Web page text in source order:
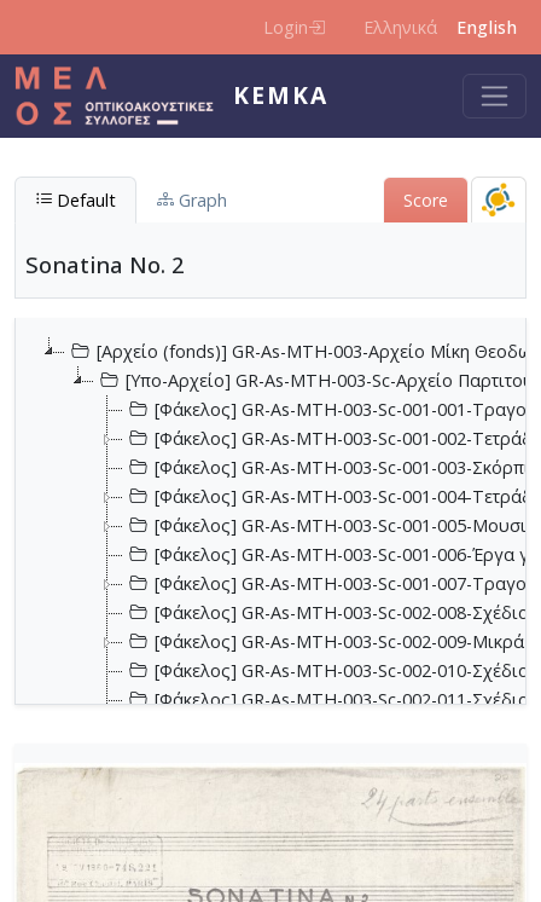
Login Ελληνικά English
KEMKA
Default Graph Score
Sonatina No. 2
[Αρχείο (fonds)] GR-As-MTH-003-Αρχείο Μίκη
[Υπο-Αρχείο] GR-As-MTH-003-Sc-Αρχείο
[Φάκελος] GR-As-MTH-003-Sc-001-001-
[Φάκελος] GR-As-MTH-003-Sc-001-002-
[Φάκελος] GR-As-MTH-003-Sc-001-003-
[Φάκελος] GR-As-MTH-003-Sc-001-004-
[Φάκελος] GR-As-MTH-003-Sc-001-005-
[Φάκελος] GR-As-MTH-003-Sc-001-006-Έργα
[Φάκελος] GR-As-MTH-003-Sc-001-007-
[Φάκελος] GR-As-MTH-003-Sc-002-008-
[Φάκελος] GR-As-MTH-003-Sc-002-009-Μικρά
[Φάκελος] GR-As-MTH-003-Sc-002-010-
[Φάκελος] GR-As-MTH-003-Sc-002-011-
[Φάκελος] GR-As-MTH-003-Sc-003-014-
[Φάκελος] GR-As-MTH-003-Sc-003-015-
[Φάκελος] GR-As-MTH-003-Sc-003-016-
[Φάκελος] GR-As-MTH-003-Sc-003-017-